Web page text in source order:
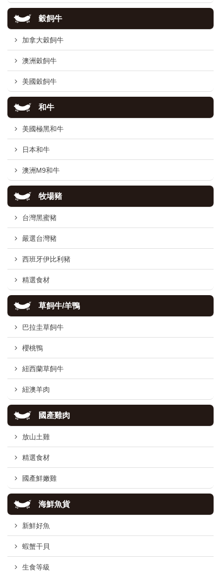
穀飼牛
加拿大穀飼牛
澳洲穀飼牛
美國穀飼牛
和牛
美國極黑和牛
日本和牛
澳洲M9和牛
牧場豬
台灣黑蜜豬
嚴選台灣豬
西班牙伊比利豬
精選食材
草飼牛/羊鴨
巴拉圭草飼牛
櫻桃鴨
紐西蘭草飼牛
紐澳羊肉
國產雞肉
放山土雞
精選食材
國產鮮嫩雞
海鮮魚貨
新鮮好魚
蝦蟹干貝
生食等級